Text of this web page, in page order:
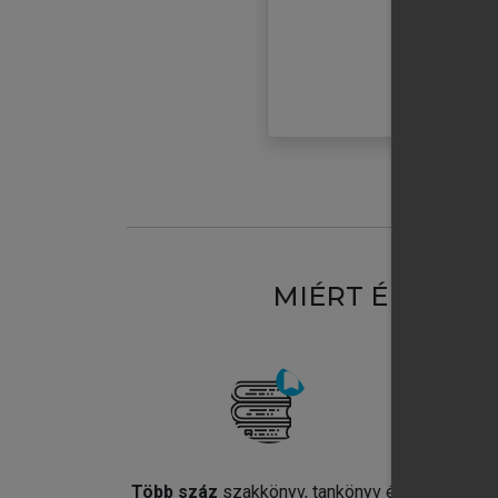
MIÉRT
Több száz szakkönyv, tankönyv és